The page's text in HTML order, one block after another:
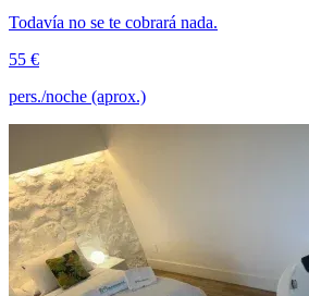
Todavía no se te cobrará nada.
55 €
pers./noche (aprox.)